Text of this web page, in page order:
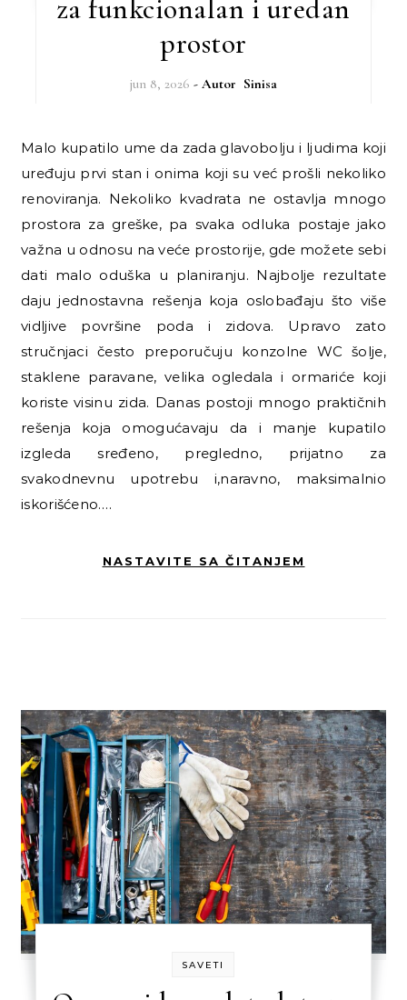
za funkcionalan i uredan
prostor
jun 8, 2026 - Autor Sinisa
Malo kupatilo ume da zada glavobolju i ljudima koji
uređuju prvi stan i onima koji su već prošli nekoliko
renoviranja. Nekoliko kvadrata ne ostavlja mnogo
prostora za greške, pa svaka odluka postaje jako
važna u odnosu na veće prostorije, gde možete sebi
dati malo oduška u planiranju. Najbolje rezultate
daju jednostavna rešenja koja oslobađaju što više
vidljive površine poda i zidova. Upravo zato
stručnjaci često preporučuju konzolne WC šolje,
staklene paravane, velika ogledala i ormariće koji
koriste visinu zida. Danas postoji mnogo praktičnih
rešenja koja omogućavaju da i manje kupatilo
izgleda sređeno, pregledno, prijatno za
svakodnevnu upotrebu i,naravno, maksimalnio
iskorišćeno.…
NASTAVITE SA ČITANJEM
SAVETI